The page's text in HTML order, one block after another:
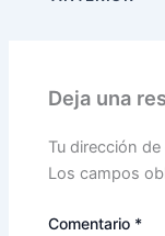
Deja una
Tu dirección
Los campos
Comentario *